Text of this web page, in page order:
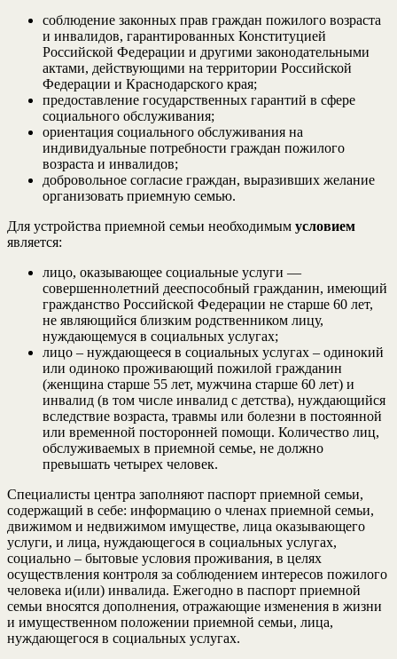
соблюдение законных прав граждан пожилого возраста
и инвалидов, гарантированных Конституцией
Российской Федерации и другими законодательными
актами, действующими на территории Российской
Федерации и Краснодарского края;
предоставление государственных гарантий в сфере
социального обслуживания;
ориентация социального обслуживания на
индивидуальные потребности граждан пожилого
возраста и инвалидов;
добровольное согласие граждан, выразивших желание
организовать приемную семью.
Для устройства приемной семьи необходимым условием
является:
лицо, оказывающее социальные услуги —
совершеннолетний дееспособный гражданин, имеющий
гражданство Российской Федерации не старше 60 лет,
не являющийся близким родственником лицу,
нуждающемуся в социальных услугах;
лицо – нуждающееся в социальных услугах – одинокий
или одиноко проживающий пожилой гражданин
(женщина старше 55 лет, мужчина старше 60 лет) и
инвалид (в том числе инвалид с детства), нуждающийся
вследствие возраста, травмы или болезни в постоянной
или временной посторонней помощи. Количество лиц,
обслуживаемых в приемной семье, не должно
превышать четырех человек.
Специалисты центра заполняют паспорт приемной семьи,
содержащий в себе: информацию о членах приемной семьи,
движимом и недвижимом имуществе, лица оказывающего
услуги, и лица, нуждающегося в социальных услугах,
социально – бытовые условия проживания, в целях
осуществления контроля за соблюдением интересов пожилого
человека и(или) инвалида. Ежегодно в паспорт приемной
семьи вносятся дополнения, отражающие изменения в жизни
и имущественном положении приемной семьи, лица,
нуждающегося в социальных услугах.